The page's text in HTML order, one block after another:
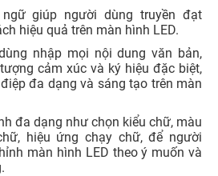
giúp người dùng truyền đạt
hiệu quả trên màn hình LED.
nhập mọi nội dung văn bản,
cảm xúc và ký hiệu đặc biệt,
đa dạng và sáng tạo trên màn
đa dạng như chọn kiểu chữ, màu
hiệu ứng chạy chữ, để người
màn hình LED theo ý muốn và